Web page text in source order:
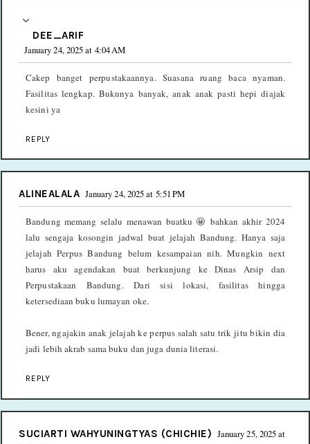
DEE_ARIF
January 24, 2025 at 4:04 AM
Cakep banget perpustakaannya. Suasana ruang baca nyaman.
Fasilitas lengkap. Bukunya banyak, anak anak pasti hepi diajak
kesini ya
REPLY
ALINEALALA January 24, 2025 at 5:51 PM
Bandung memang selalu menawan buatku 🤩 bahkan akhir 2024
lalu sengaja kosongin jadwal buat jelajah Bandung. Hanya saja
jelajah Perpus Bandung belum kesampaian nih. Mungkin next
harus aku agendakan buat berkunjung ke Dinas Arsip dan
Perpustakaan Bandung. Dari sisi lokasi, fasilitas hingga
ketersediaan buku lumayan oke.
Bener, ngajakin anak jelajah ke perpus salah satu trik jitu bikin dia
jadi lebih akrab sama buku dan juga dunia literasi.
REPLY
SUCIARTI WAHYUNINGTYAS (CHICHIE) January 25, 2025 at